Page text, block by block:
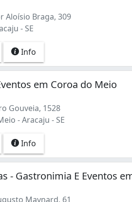
Aloísio Braga, 309
- SE
Info
em Coroa do Meio
Gouveia, 1528
- Aracaju - SE
Info
- Gastronimia E Eventos
Maynard, 61